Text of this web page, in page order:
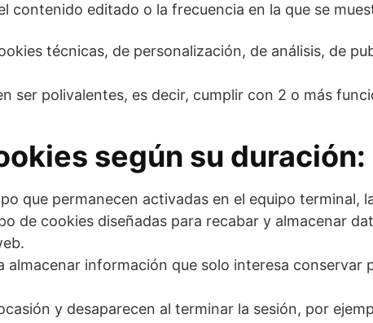
contenido editado o la frecuencia en la que se
técnicas, de personalización, de análisis, de
ser polivalentes, es decir, cumplir con 2 o más
según su duración:
que permanecen activadas en el equipo terminal,
de cookies diseñadas para recabar y almacenar
almacenar información que solo interesa conservar
y desaparecen al terminar la sesión, por